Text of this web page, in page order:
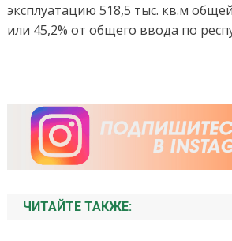
эксплуатацию 518,5 тыс. кв.м
или 45,2% от общего ввода по
ЧИТАЙТЕ ТАКЖЕ: